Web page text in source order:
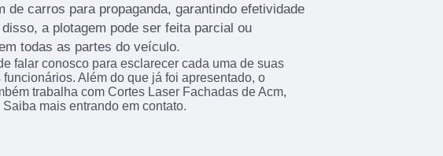
de carros para propaganda, garantindo efetividade
a plotagem pode ser feita parcial ou
todas as partes do veículo.
falar conosco para esclarecer cada uma de suas
Além do que já foi apresentado, o
trabalha com Cortes Laser Fachadas de Acm,
mais entrando em contato.